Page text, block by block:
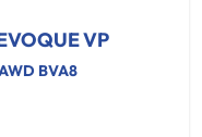
VP
BVA8